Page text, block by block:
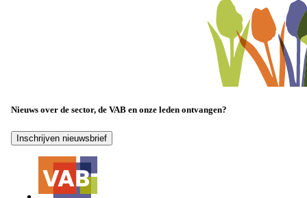
Nieuws over de sector, de VAB en onze leden ontvangen?
Inschrijven nieuwsbrief